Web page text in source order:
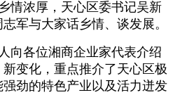
情浓厚，天心区委书记吴新
军与大家话乡情、谈发展。
向各位湘商企业家代表介绍
变化，重点推介了天心区极
劲的特色产业以及活力迸发